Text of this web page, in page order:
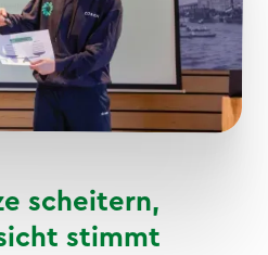
scheitern,
stimmt